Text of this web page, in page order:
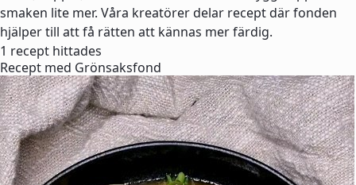
smaken lite mer. Våra kreatörer delar recept där fonden
hjälper till att få rätten att kännas mer färdig.
1 recept hittades
Recept med Grönsaksfond